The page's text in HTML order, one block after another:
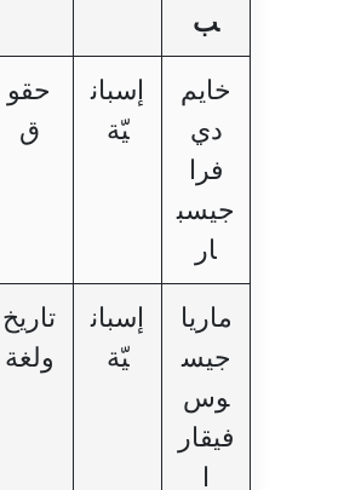
ب
خايم
دي
فرا
جيسب
ار
إسبان
يّة
حقو
ق
ماريا
جيس
وس
فيقار
ا
إسبان
يّة
تاريخ
ولغة